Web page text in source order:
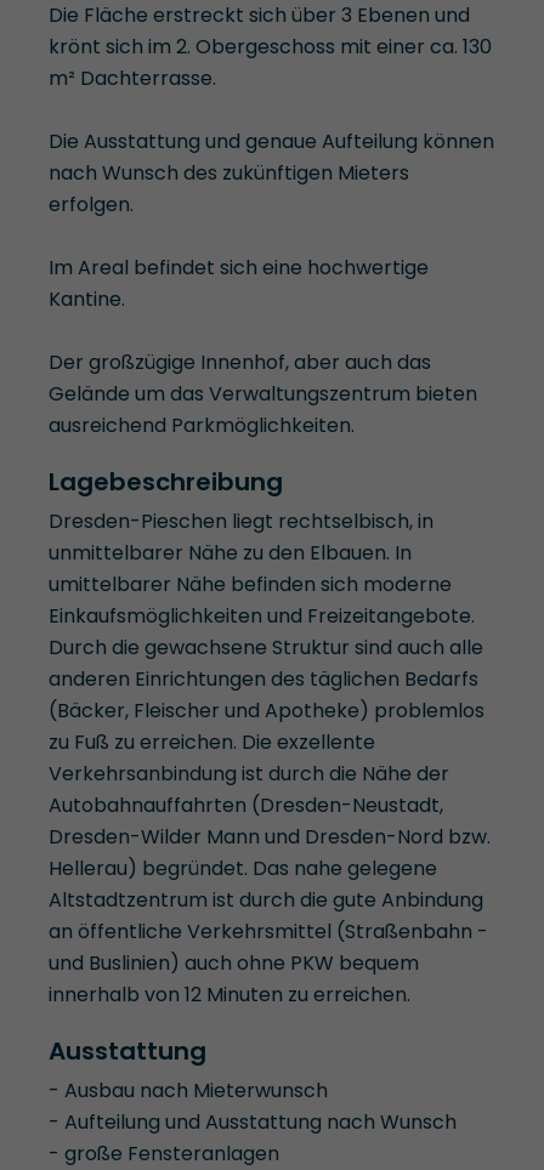
Die Fläche erstreckt sich über 3 Ebenen und
krönt sich im 2. Obergeschoss mit einer ca. 130
m² Dachterrasse.
Die Ausstattung und genaue Aufteilung können
nach Wunsch des zukünftigen Mieters
erfolgen.
Im Areal befindet sich eine hochwertige
Kantine.
Der großzügige Innenhof, aber auch das
Gelände um das Verwaltungszentrum bieten
ausreichend Parkmöglichkeiten.
Lagebeschreibung
Dresden-Pieschen liegt rechtselbisch, in
unmittelbarer Nähe zu den Elbauen. In
umittelbarer Nähe befinden sich moderne
Einkaufsmöglichkeiten und Freizeitangebote.
Durch die gewachsene Struktur sind auch alle
anderen Einrichtungen des täglichen Bedarfs
(Bäcker, Fleischer und Apotheke) problemlos
zu Fuß zu erreichen. Die exzellente
Verkehrsanbindung ist durch die Nähe der
Autobahnauffahrten (Dresden-Neustadt,
Dresden-Wilder Mann und Dresden-Nord bzw.
Hellerau) begründet. Das nahe gelegene
Altstadtzentrum ist durch die gute Anbindung
an öffentliche Verkehrsmittel (Straßenbahn -
und Buslinien) auch ohne PKW bequem
innerhalb von 12 Minuten zu erreichen.
Ausstattung
- Ausbau nach Mieterwunsch
- Aufteilung und Ausstattung nach Wunsch
- große Fensteranlagen